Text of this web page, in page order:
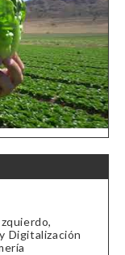
Digitalización